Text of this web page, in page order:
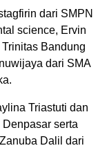
dari SMPN
science, Ervin
Bandung
dari SMA
Triastuti dan
serta
Dalil dari